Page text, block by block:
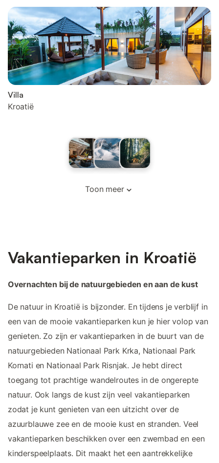
Villa
Kroatië
Toon meer
Vakantieparken in Kroatië
Overnachten bij de natuurgebieden en aan de kust
De natuur in Kroatië is bijzonder. En tijdens je verblijf in
een van de mooie vakantieparken kun je hier volop van
genieten. Zo zijn er vakantieparken in de buurt van de
natuurgebieden Nationaal Park Krka, Nationaal Park
Kornati en Nationaal Park Risnjak. Je hebt direct
toegang tot prachtige wandelroutes in de ongerepte
natuur. Ook langs de kust zijn veel vakantieparken
zodat je kunt genieten van een uitzicht over de
azuurblauwe zee en de mooie kust en stranden. Veel
vakantieparken beschikken over een zwembad en een
kinderspeelplaats. Dit maakt het een aantrekkelijke